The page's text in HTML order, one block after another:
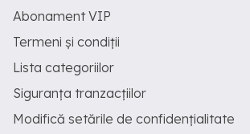
Abonament VIP
Termeni și condiții
Lista categoriilor
Siguranța tranzacțiilor
Modifică setările de confidențialitate